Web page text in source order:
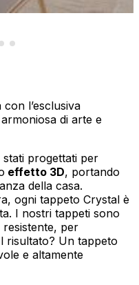
l’esclusiva
di arte e
stati progettati per
effetto 3D, portando
della casa.
ogni tappeto Crystal è
I nostri tappeti sono
per
risultato? Un tappeto
e altamente